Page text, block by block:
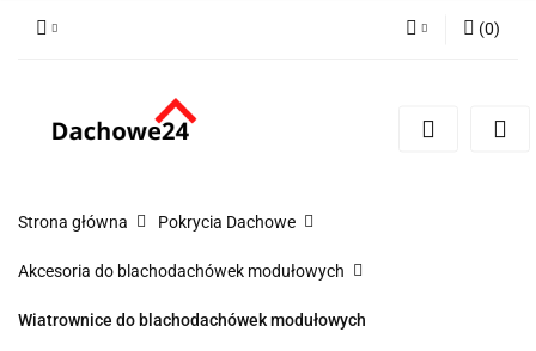
Zarejestruj się
(0)
Strona główna Pokrycia Dachowe
Akcesoria do blachodachówek modułowych
Wiatrownice do blachodachówek modułowych